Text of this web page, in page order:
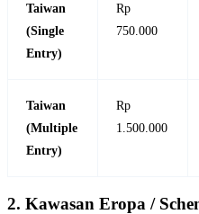
Taiwan
(Single
Entry)
Rp
750.000
Taiwan
(Multiple
Entry)
Rp
1.500.000
2. Kawasan Eropa /